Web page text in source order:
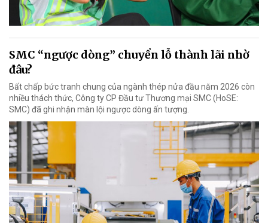
SMC “ngược dòng” chuyển lỗ thành lãi nhờ
đâu?
Bất chấp bức tranh chung của ngành thép nửa đầu năm 2026 còn
nhiều thách thức, Công ty CP Đầu tư Thương mại SMC (HoSE:
SMC) đã ghi nhận màn lội ngược dòng ấn tượng.